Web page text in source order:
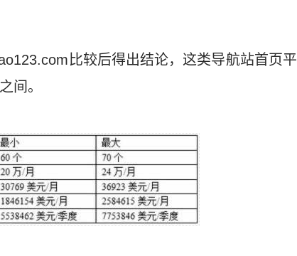
比较后得出结论，这类导航站首页平
间。